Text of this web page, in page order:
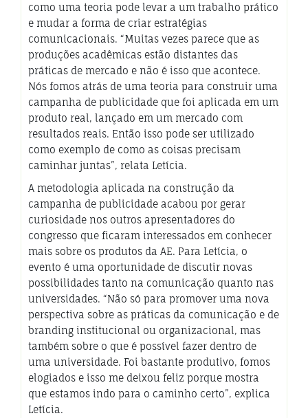
como uma teoria pode levar a um trabalho prático
e mudar a forma de criar estratégias
comunicacionais. “Muitas vezes parece que as
produções acadêmicas estão distantes das
práticas de mercado e não é isso que acontece.
Nós fomos atrás de uma teoria para construir uma
campanha de publicidade que foi aplicada em um
produto real, lançado em um mercado com
resultados reais. Então isso pode ser utilizado
como exemplo de como as coisas precisam
caminhar juntas”, relata Letícia.
A metodologia aplicada na construção da
campanha de publicidade acabou por gerar
curiosidade nos outros apresentadores do
congresso que ficaram interessados em conhecer
mais sobre os produtos da AE. Para Letícia, o
evento é uma oportunidade de discutir novas
possibilidades tanto na comunicação quanto nas
universidades. “Não só para promover uma nova
perspectiva sobre as práticas da comunicação e de
branding institucional ou organizacional, mas
também sobre o que é possível fazer dentro de
uma universidade. Foi bastante produtivo, fomos
elogiados e isso me deixou feliz porque mostra
que estamos indo para o caminho certo”, explica
Letícia.